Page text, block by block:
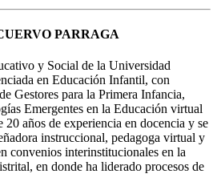
PARRAGA
y Social de la Universidad
en Educación Infantil, con
Gestores para la Primera Infancia,
Emergentes en la Educación virtual
20 años de experiencia en docencia y se
instruccional, pedagoga virtual y
convenios interinstitucionales en la
en donde ha liderado procesos de